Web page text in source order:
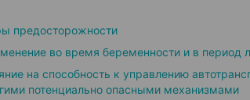
предосторожности
во время беременности и в период
на способность к управлению
потенциально опасными механизмами